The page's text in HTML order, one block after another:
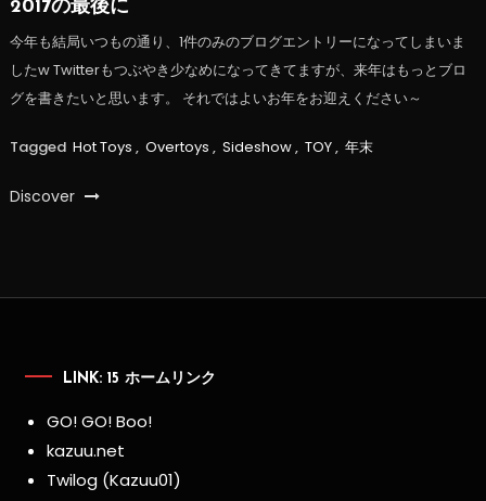
2017の最後に
今年も結局いつもの通り、1件のみのブログエントリーになってしまいま
したw Twitterもつぶやき少なめになってきてますが、来年はもっとブロ
グを書きたいと思います。 それではよいお年をお迎えください～
Tagged Hot Toys , Overtoys , Sideshow, TOY, 年末
Discover
LINK: 15 ホームリンク
GO! GO! Boo!
kazuu.net
Twilog (Kazuu01)